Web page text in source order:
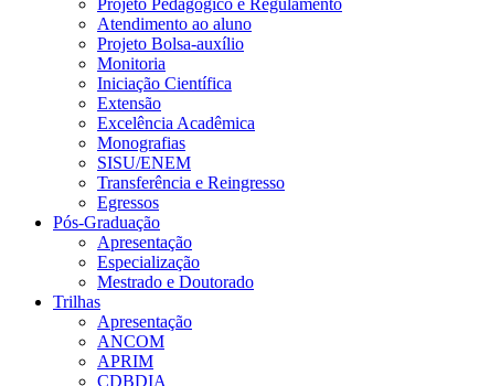
Atendimento ao aluno
Projeto Bolsa-auxílio
Monitoria
Iniciação Científica
Extensão
Excelência Acadêmica
Monografias
SISU/ENEM
Transferência e Reingresso
Egressos
Pós-Graduação
Apresentação
Especialização
Mestrado e Doutorado
Trilhas
Apresentação
ANCOM
APRIM
CDBDIA